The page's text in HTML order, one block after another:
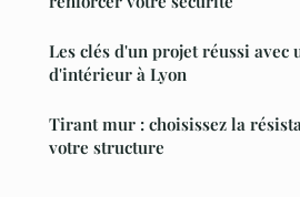
Les clés d'un projet réussi avec
d'intérieur à Lyon
Tirant mur : choisissez la
votre structure